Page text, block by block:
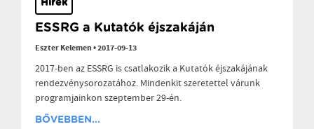
Hírek
ESSRG a Kutatók éjszakáján
Eszter Kelemen•2017-09-13
2017-ben az ESSRG is csatlakozik a Kutatók éjszakájának
rendezvénysorozatához. Mindenkit szeretettel várunk
programjainkon szeptember 29-én.
BŐVEBBEN...